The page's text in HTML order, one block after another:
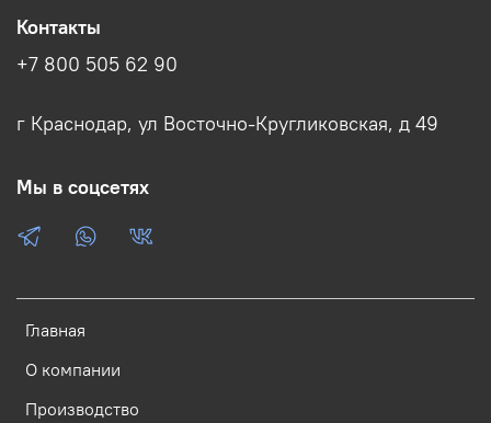
Главная
О компании
Производство
Контакты
+7 800 505 62 90
г Краснодар, ул Восточно-Кругликовская, д 49
Мы в соцсетях